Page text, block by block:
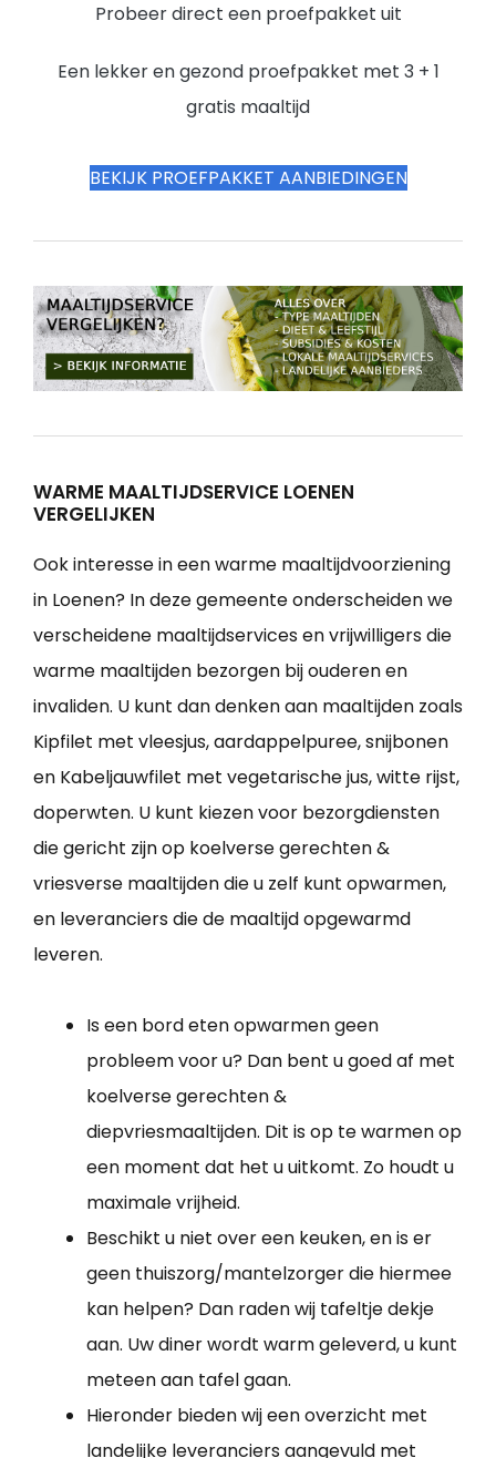
Probeer direct een proefpakket uit
Een lekker en gezond proefpakket met 3 + 1
gratis maaltijd
BEKIJK PROEFPAKKET AANBIEDINGEN
WARME MAALTIJDSERVICE LOENEN
VERGELIJKEN
Ook interesse in een warme maaltijdvoorziening
in Loenen? In deze gemeente onderscheiden we
verscheidene maaltijdservices en vrijwilligers die
warme maaltijden bezorgen bij ouderen en
invaliden. U kunt dan denken aan maaltijden zoals
Kipfilet met vleesjus, aardappelpuree, snijbonen
en Kabeljauwfilet met vegetarische jus, witte rijst,
doperwten. U kunt kiezen voor bezorgdiensten
die gericht zijn op koelverse gerechten &
vriesverse maaltijden die u zelf kunt opwarmen,
en leveranciers die de maaltijd opgewarmd
leveren.
Is een bord eten opwarmen geen
probleem voor u? Dan bent u goed af met
koelverse gerechten &
diepvriesmaaltijden. Dit is op te warmen op
een moment dat het u uitkomt. Zo houdt u
maximale vrijheid.
Beschikt u niet over een keuken, en is er
geen thuiszorg/mantelzorger die hiermee
kan helpen? Dan raden wij tafeltje dekje
aan. Uw diner wordt warm geleverd, u kunt
meteen aan tafel gaan.
Hieronder bieden wij een overzicht met
landelijke leveranciers aangevuld met